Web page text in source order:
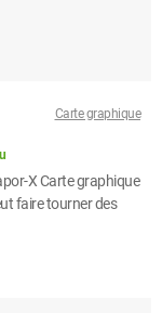
Carte graphique
X Carte graphique
faire tourner des